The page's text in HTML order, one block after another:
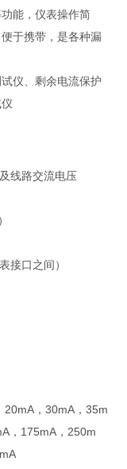
能，仪表操作简
于携带，是各种漏
仪、剩余电流保护
线路交流电压
接口之间）
20mA，30mA，35m
，175mA，250m